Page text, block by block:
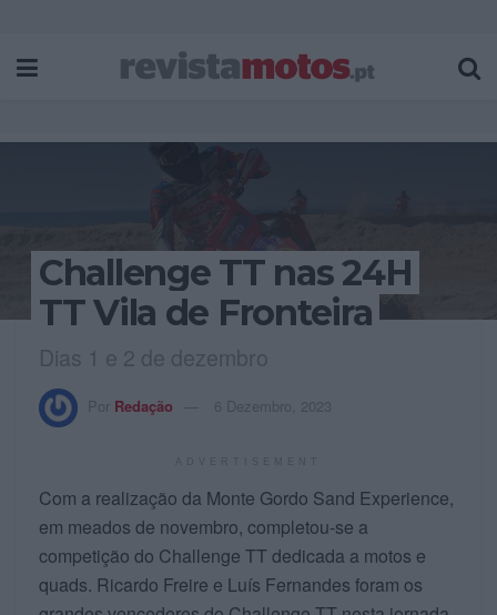
Challenge TT nas 24H
TT Vila de Fronteira
Dias 1 e 2 de dezembro
Por Redação 6 Dezembro, 2023
Com a realização da Monte Gordo Sand Experience,
em meados de novembro, completou-se a
competição do Challenge TT dedicada a motos e
quads. Ricardo Freire e Luís Fernandes foram os